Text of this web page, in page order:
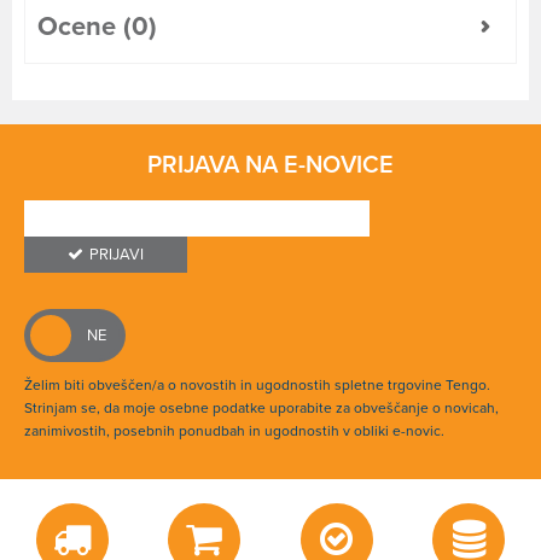
Ocene (0)
PRIJAVA NA E-NOVICE
PRIJAVI
Želim biti obveščen/a o novostih in ugodnostih spletne trgovine Tengo.
Strinjam se, da moje osebne podatke uporabite za obveščanje o novicah,
zanimivostih, posebnih ponudbah in ugodnostih v obliki e-novic.